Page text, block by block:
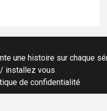
une histoire sur chaque
installez vous
de confidentialité